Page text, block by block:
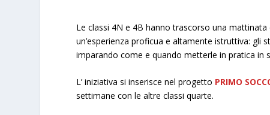
Le classi 4N e 4B hanno trascorso una mattinata
un’esperienza proficua e altamente istruttiva:
imparando come e quando metterle in pratica in
L’ iniziativa si inserisce nel progetto PRIMO
settimane con le altre classi quarte.